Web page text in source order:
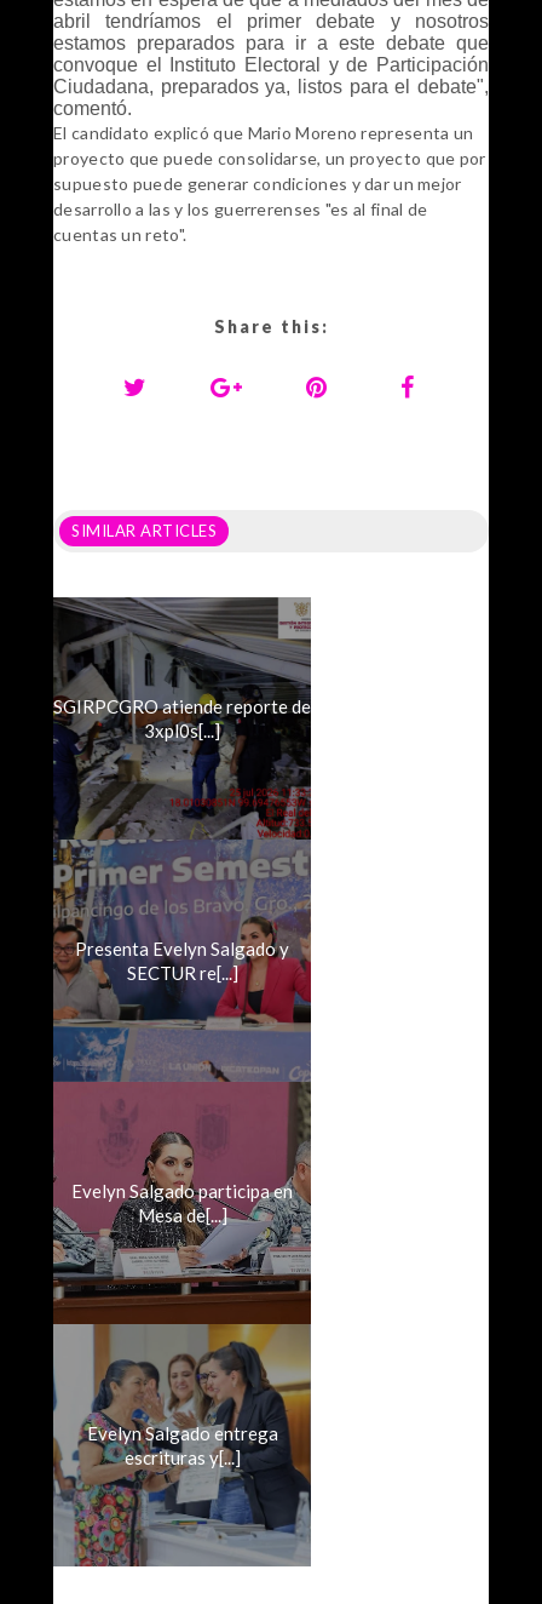
abril tendríamos el primer debate y nosotros
estamos preparados para ir a este debate que
convoque el Instituto Electoral y de Participación
Ciudadana, preparados ya, listos para el debate",
comentó.
El candidato explicó que Mario Moreno representa un
proyecto que puede consolidarse, un proyecto que por
supuesto puede generar condiciones y dar un mejor
desarrollo a las y los guerrerenses "es al final de
cuentas un reto".
Share this:
SIMILAR ARTICLES
SGIRPCGRO atiende reporte de
3xpl0s[...]
Presenta Evelyn Salgado y
SECTUR re[...]
Evelyn Salgado participa en
Mesa de[...]
Evelyn Salgado entrega
escrituras y[...]